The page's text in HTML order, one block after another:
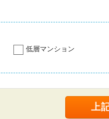
低層マンション